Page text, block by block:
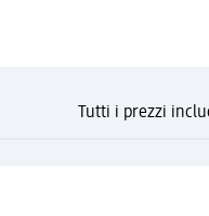
Tutti i prezzi